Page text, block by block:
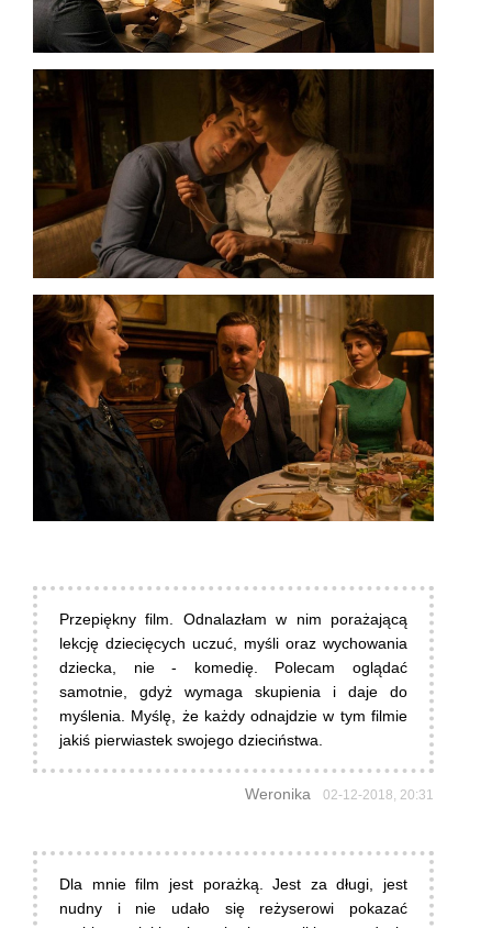
Przepiękny film. Odnalazłam w nim porażającą
lekcję dziecięcych uczuć, myśli oraz wychowania
dziecka, nie - komedię. Polecam oglądać
samotnie, gdyż wymaga skupienia i daje do
myślenia. Myślę, że każdy odnajdzie w tym filmie
jakiś pierwiastek swojego dzieciństwa.
Weronika 02-12-2018, 20:31
Dla mnie film jest porażką. Jest za długi, jest
nudny i nie udało się reżyserowi pokazać